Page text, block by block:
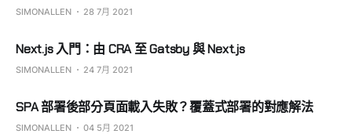
SIMONALLEN 28 7月 2021
Next.js 入門：由 CRA 至 Gatsby 與 Next.js
SIMONALLEN 24 7月 2021
SPA 部署後部分頁面載入失敗？覆蓋式部署的對應解法
SIMONALLEN 04 5月 2021